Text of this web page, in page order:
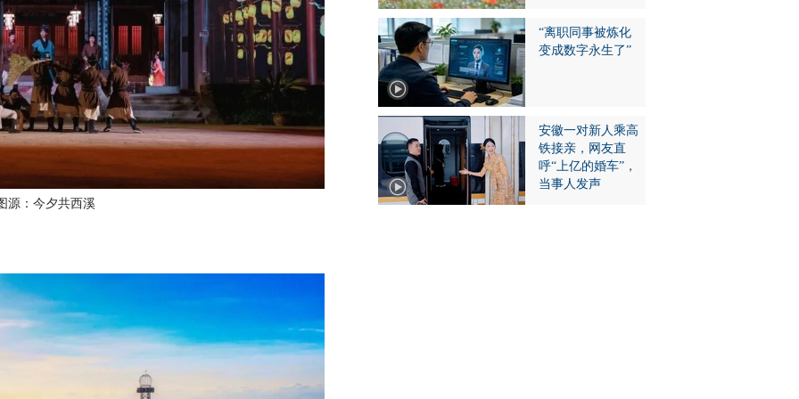
源：今夕共西溪
“离职同事被炼化
变成数字永生了”
安徽一对新人乘高
铁接亲，网友直
呼“上亿的婚车”，
当事人发声